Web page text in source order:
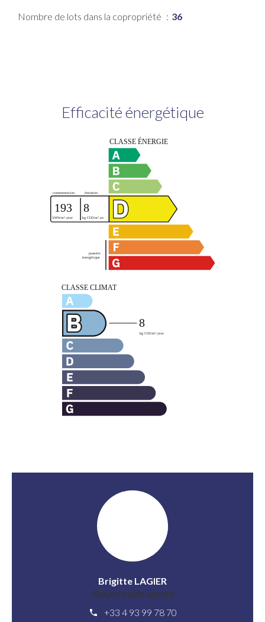
Nombre de lots dans la copropriété 36
Efficacité énergétique
Brigitte LAGIER
Responsable agence
+33 4 93 99 78 70